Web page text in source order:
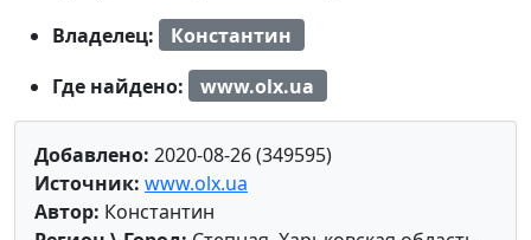
Владелец:
Константин
Где найдено:
www.olx.ua
Добавлено: 2020-08-26 (349595)
Источник: www.olx.ua
Автор: Константин